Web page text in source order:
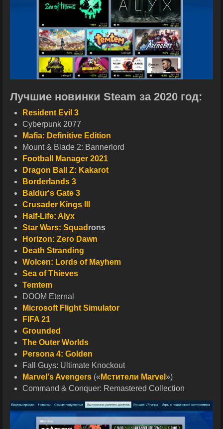
Лучшие новинки Steam за 2020 год:
Resident Evil 3
Cyberpunk 2077
Mafia: Definitive Edition
Mount & Blade 2: Bannerlord
Football Manager 2021
Dragon Ball Z: Kakarot
Borderlands 3
Baldur's Gate 3
Crusader Kings III
Half-Life: Alyx
Star Wars: Squad rons
Horizon: Zero Dawn
Death Stranding
Wolcen: Lords of Mayhem
Sea of Thieves
Temtem
DOOM Eternal
Microsoft Flight Simulator
FIFA 21
Grounded
The Outer Worlds
Persona 4: Golden
Fall Guys: Ultimate Knockout
Marvel's Avengers (« Мстители Marvel »)
Command & Conquer: Remastered Collection